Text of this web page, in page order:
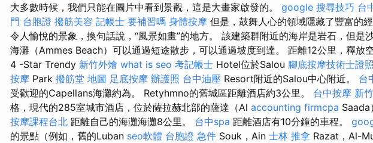
大多數時候，我們只能在圖片中看到景觀，這是大畫家啟發的。 google 搜尋技巧 台
門 台胞證 撥筋美容 記帳士 要補習嗎 身體按摩 但是，鼓舞人心的領域隱藏了豐富的
令人愉悅的景象，換句話說，“風景如畫”的地方。 該建築群附近的海岸是岩石，但是
海灘（Ammes Beach）可以通過短途散步，可以通過坡度到達。 距離12公里，釋放
4 -Star Trendy 新竹外燴 what is seo 考記帳士 Hotel位於Salou 腳底按摩技術士證
按摩 Park 撥筋堂 地圖 足底按摩 辦護照 台中油壓 Resort附近的Salou中心附近。 台
受歡迎的Capellans海灘約為。 Retyhmno的舊城區距離酒店約3公里。 台中按摩 新
格，現代的285室城市酒店，位於薩拉赫北部的薩達（Al accounting firmcpa Saada
按摩課程台北 距離自己的海灘海灘8公里。 台中spa 距離酒店有10分鐘的車程。
的景點（例如，舊的Luban seo軟體 台胞證 急件 Souk，Ain 士林 推拿 Razat，Al-